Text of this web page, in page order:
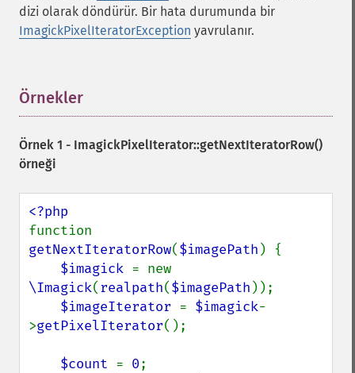
dizi olarak döndürür. Bir hata durumunda bir
ImagickPixelIteratorException yavrulanır.
Örnekler
Örnek 1 - ImagickPixelIterator::getNextIteratorRow()
örneği
getNextIteratorRow($imagePath ) {
$imagick
\Imagick(realpath($imagePath ));
$imageIterator = $imagick-
>getPixelIterator();
$count = 0;